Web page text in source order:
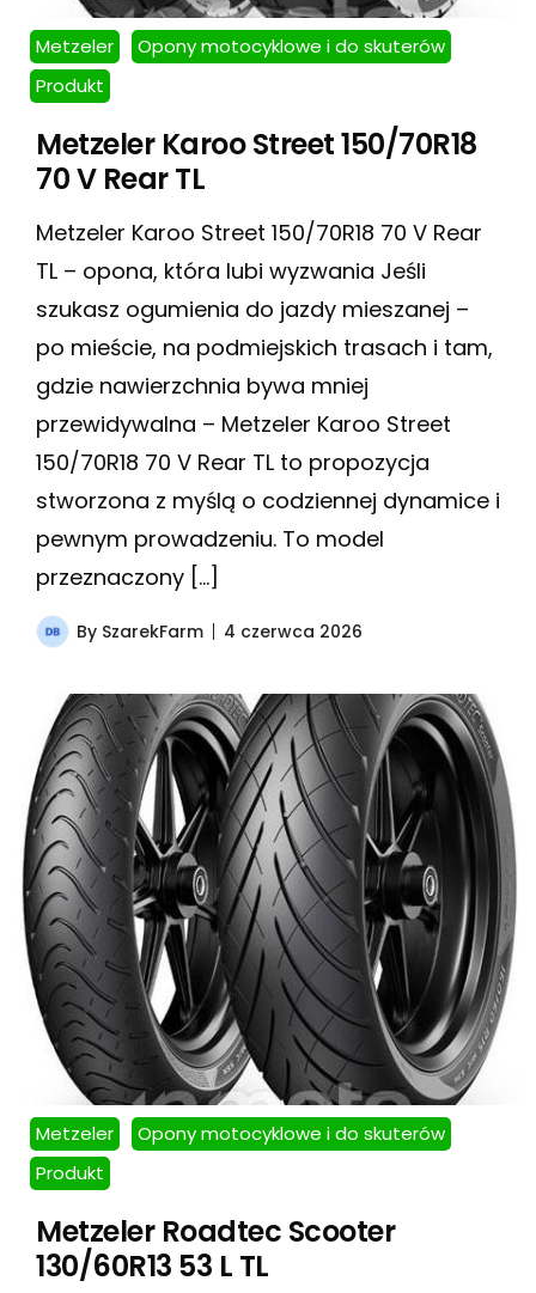
Metzeler
Opony motocyklowe i do skuterów
Produkt
Metzeler Karoo Street 150/70R18
70 V Rear TL
Metzeler Karoo Street 150/70R18 70 V Rear
TL – opona, która lubi wyzwania Jeśli
szukasz ogumienia do jazdy mieszanej –
po mieście, na podmiejskich trasach i tam,
gdzie nawierzchnia bywa mniej
przewidywalna – Metzeler Karoo Street
150/70R18 70 V Rear TL to propozycja
stworzona z myślą o codziennej dynamice i
pewnym prowadzeniu. To model
przeznaczony […]
By SzarekFarm 4 czerwca 2026
Metzeler
Opony motocyklowe i do skuterów
Produkt
Metzeler Roadtec Scooter
130/60R13 53 L TL